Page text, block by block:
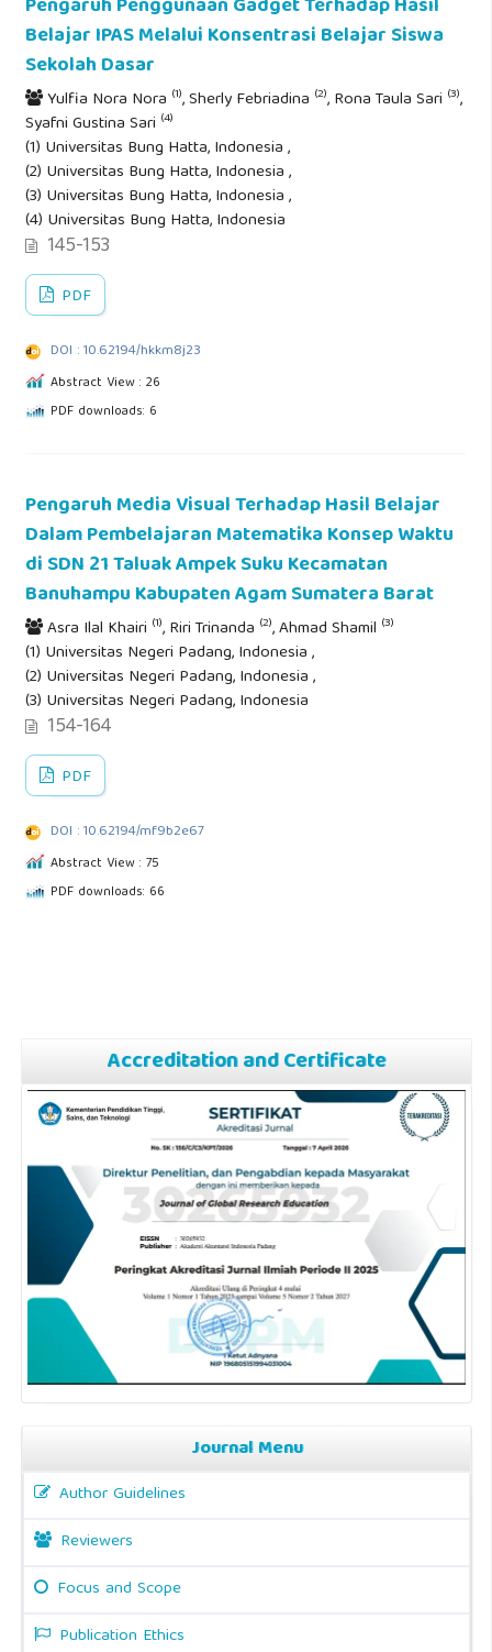
Belajar IPAS Melalui Konsentrasi Belajar Siswa
Sekolah Dasar
Yulfia Nora Nora (1), Sherly Febriadina (2), Rona Taula Sari (3),
Syafni Gustina Sari (4)
(1) Universitas Bung Hatta, Indonesia ,
(2) Universitas Bung Hatta, Indonesia ,
(3) Universitas Bung Hatta, Indonesia ,
(4) Universitas Bung Hatta, Indonesia
145-153
PDF
DOI : 10.62194/hkkm8j23
Abstract View : 26
PDF downloads: 6
Pengaruh Media Visual Terhadap Hasil Belajar
Dalam Pembelajaran Matematika Konsep Waktu
di SDN 21 Taluak Ampek Suku Kecamatan
Banuhampu Kabupaten Agam Sumatera Barat
Asra Ilal Khairi (1), Riri Trinanda (2), Ahmad Shamil (3)
(1) Universitas Negeri Padang, Indonesia ,
(2) Universitas Negeri Padang, Indonesia ,
(3) Universitas Negeri Padang, Indonesia
154-164
PDF
DOI : 10.62194/mf9b2e67
Abstract View : 75
PDF downloads: 66
Accreditation and Certificate
Journal Menu
Author Guidelines
Reviewers
Focus and Scope
Publication Ethics